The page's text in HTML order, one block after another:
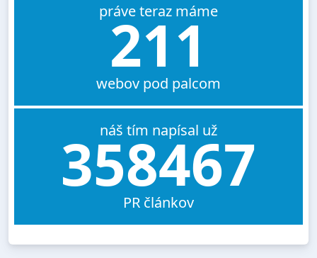
práve teraz máme
211
webov pod palcom
náš tím napísal už
358467
PR článkov